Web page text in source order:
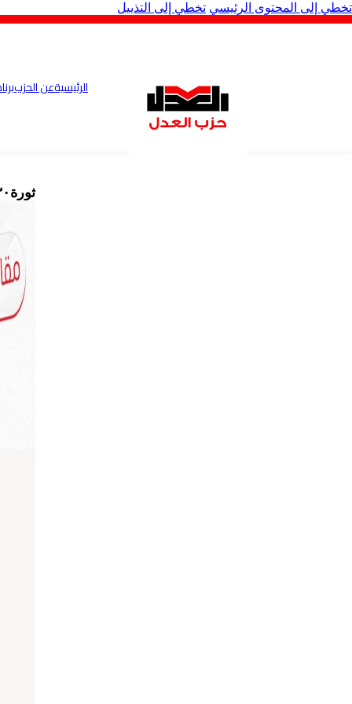
تخطي إلى المحتوى الرئيسي تخطي إلى التذييل
الرئيسيةعن الحزب
ثورة٣٠ يونيو والفلاح المصري